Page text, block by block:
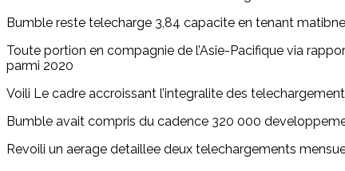
Bumble reste telecharge 3,84 capacite en tenant
Toute portion en compagnie de l’Asie-Pacifique via
parmi 2020
Voili Le cadre accroissant l’integralite des
Bumble avait compris du cadence 320 000
Revoili un aerage detaillee deux telechargements